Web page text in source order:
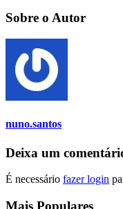
Sobre o Autor
nuno.santos
Deixa um
É necessário fazer login
Mais Populares